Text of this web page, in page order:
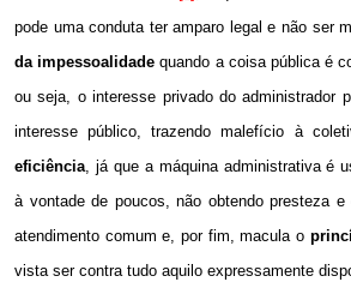
pode uma conduta ter amparo legal e não ser
da impessoalidade quando a coisa pública é
ou seja, o interesse privado do administrador
interesse público, trazendo malefício à
eficiência, já que a máquina administrativa é
à vontade de poucos, não obtendo presteza
atendimento comum e, por fim, macula o
vista ser contra tudo aquilo expressamente